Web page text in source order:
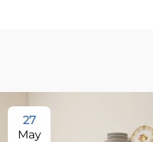
27
May